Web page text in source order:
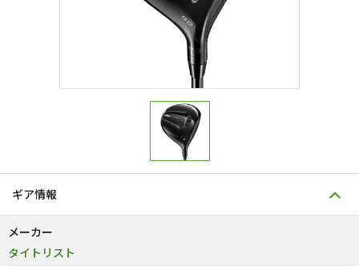
ギア情報
メーカー
タイトリスト